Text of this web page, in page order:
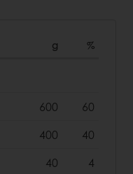
g %
600
60
400
40
40
4